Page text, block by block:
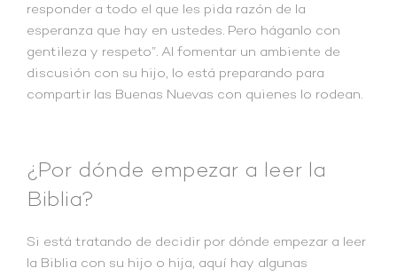
responder a todo el que les pida razón de la
esperanza que hay en ustedes. Pero háganlo con
gentileza y respeto”. Al fomentar un ambiente de
discusión con su hijo, lo está preparando para
compartir las Buenas Nuevas con quienes lo rodean.
¿Por dónde empezar a leer la
Biblia?
Si está tratando de decidir por dónde empezar a leer
la Biblia con su hijo o hija, aquí hay algunas